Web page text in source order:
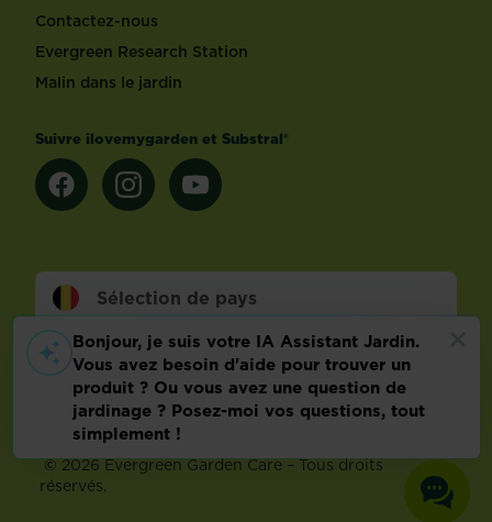
Contactez-nous
Evergreen Research Station
Malin dans le jardin
Suivre ilovemygarden et Substral®
Sélection de pays
Footer
Conditions d’utilisation Malin dans le jardin
Info technique
Politique relative aux données personnelles
Préférences de cookies
©2026 Evergreen Garden Care – Tous droits
réservés.